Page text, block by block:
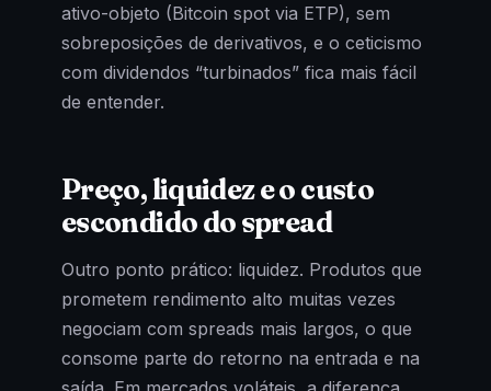
ativo-objeto (Bitcoin spot via ETP), sem
sobreposições de derivativos, e o ceticismo
com dividendos “turbinados” fica mais fácil
de entender.
Preço, liquidez e o custo
escondido do spread
Outro ponto prático: liquidez. Produtos que
prometem rendimento alto muitas vezes
negociam com spreads mais largos, o que
consome parte do retorno na entrada e na